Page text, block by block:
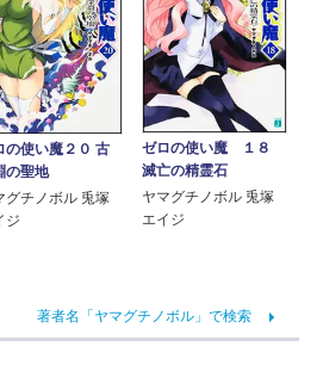
の使い魔２０ 古
の聖地
グチノボル 兎塚
ジ
ゼロの使い魔 １８
滅亡の精霊石
ヤマグチノボル 兎塚
エイジ
著者名「ヤマグチノボル」で検索